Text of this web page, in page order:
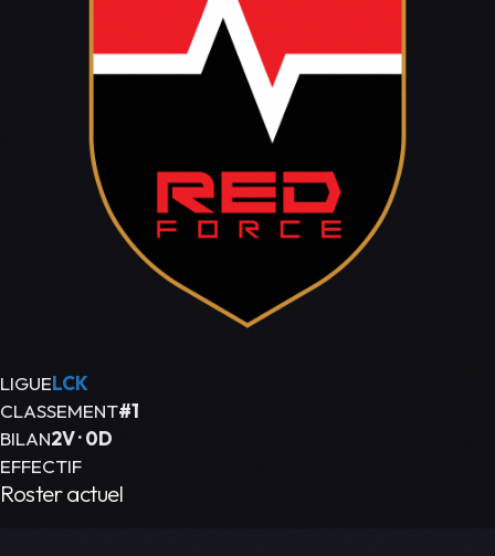
LIGUELCK
CLASSEMENT#1
BILAN2V · 0D
EFFECTIF
Roster actuel